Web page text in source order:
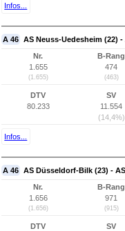
Infos...
A 46 AS Neuss-Uedesheim (22)
Nr.
1.655
(1.655)
B-Rang
474
(463)
DTV
80.233
SV
11.554
(14,4%)
Infos...
A 46 AS Düsseldorf-Bilk (23) -
Nr.
1.656
(1.656)
B-Rang
971
(915)
DTV
SV